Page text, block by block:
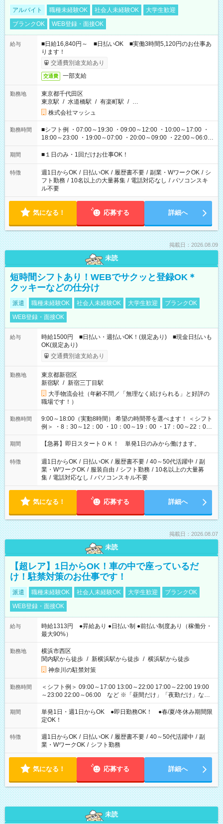
アルバイト 職種未経験OK 社会人未経験OK
大学生歓迎
ブランクOK
WEB登録・面接OK
給与
■日給16,840円～ ■日払いOK ■実働3時間5,120円のお仕事あ
ります！
交通費別途支給あり
交通費 一部支給
勤務地
東京都千代田区
東京駅 / 水道橋駅 / 有楽町駅 / …
株式会社マッシュ
勤務時間
■シフト例 ・07:00～19:30 ・09:00～12:00 ・10:00～17:00 ・
18:00～23:00 ・19:00～07:00 ・20:00～09:00 ・22:00～06:00
etc ★最短で3時間で5,120円のお仕事から 15時間で2万円近く稼
げるお仕事も！ ご希望のお時間に合わせてご紹介！ ※シフトは
ください！
期間 ■１日のみ・1回だけお仕事OK！
特徴 週1日からOK / 日払いOK / 履歴書不要 / 副業・WワークOK / シ
フト勤務 / 10名以上の大量募集 / 電話対応なし / パソコンスキ
ル不要
気になる！ 応募する 詳細へ
掲載日：2026.08.09
未読
短時間シフトあり！WEBでサクッと登録OK＊
クッキーなどの仕分け
派遣 職種未経験OK 社会人未経験OK 大学生歓迎
ブランクOK
WEB登録・面接OK
給与
時給1500円 ■日払い・週払いOK！(規定あり) ■現金日払いも
OK(規定あり)
交通費別途支給あり
勤務地
東京都新宿区
新宿駅 / 新宿三丁目駅
大手物流会社（年齢不問／「無理なく続けられる」と好評の
職場です！）
勤務時間
9:00～18:00（実動8時間） 希望の時間帯を選べます！ ＜シフト
例＞ ・8：30～12：00 ・10：00～19：00 ・17：00～22：00
・13：00～22：00 ・22：00～翌6：00 など
期間 【急募】即日スタートＯＫ！ 単発1日のみから働けます。
特徴 週1日からOK / 日払いOK / 履歴書不要 / 40～50代活躍中 / 副
業・WワークOK / 服装自由 / シフト勤務 / 10名以上の大量募
集 / 電話対応なし / パソコンスキル不要
気になる！ 応募する 詳細へ
掲載日：2026.08.07
未読
【超レア】1日からOK！車の中で座っているだ
け！駐禁対策のお仕事です！
派遣 職種未経験OK 社会人未経験OK 大学生歓迎
ブランクOK
WEB登録・面接OK
給与
時給1313円 ●昇給あり ●日払い制 ●前払い制度あり（稼働分・
最大90%）
勤務地
横浜市西区
関内駅から徒歩 / 新横浜駅から徒歩 / 横浜駅から徒歩
神奈川の駐禁対策
勤務時間
＜シフト例＞ 09:00～17:00 13:00～22:00 17:00～22:00 19:00
～23:00 22:00～06:00 など ※「昼間だけ」「夜勤だけ」など
の希望OK
期間
単発1日・週1日からOK ●即日勤務OK！ ●春/夏/冬休み期間限
定OK！
特徴 週1日からOK / 日払いOK / 履歴書不要 / 40～50代活躍中 / 副
業・WワークOK / シフト勤務
気になる！ 応募する 詳細へ
未読